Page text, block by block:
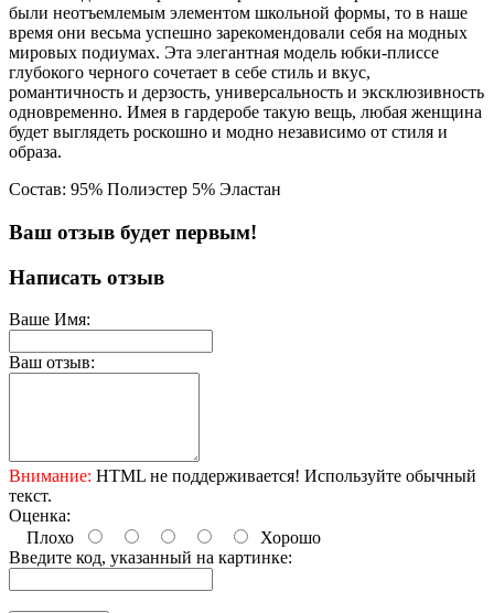
были неотъемлемым элементом школьной формы, то в наше
время они весьма успешно зарекомендовали себя на модных
мировых подиумах. Эта элегантная модель юбки-плиссе
глубокого черного сочетает в себе стиль и вкус,
романтичность и дерзость, универсальность и эксклюзивность
одновременно. Имея в гардеробе такую вещь, любая женщина
будет выглядеть роскошно и модно независимо от стиля и
образа.
Состав: 95% Полиэстер 5% Эластан
Ваш отзыв будет первым!
Написать отзыв
Ваше Имя:
Ваш отзыв:
Внимание: HTML не поддерживается! Используйте обычный
текст.
Оценка:
Плохо
Хорошо
Введите код, указанный на картинке: